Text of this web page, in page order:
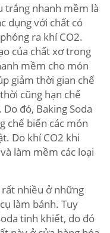
trắng nhanh mềm là
dụng với chất có
ra khí CO2.
của chất xơ trong
mềm cho món
giảm thời gian chế
cũng hạn chế
đó, Baking Soda
chế biến các món
Do khí CO2 khi
làm mềm các loại
rất nhiều ở những
làm bánh. Tuy
tinh khiết, do đó